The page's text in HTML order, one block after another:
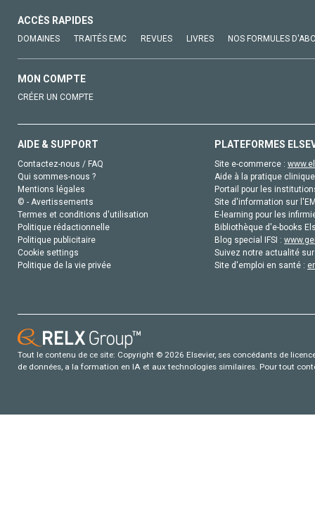
ACCÈS RAPIDES
DOMAINES TRAITÉS EMC REVUES LIVRES NOS FORMULES
MON COMPTE
CRÉER UN COMPTE
AIDE & SUPPORT
Contactez-nous / FAQ
Qui sommes-nous ?
Mentions légales
© - Avertissements
Termes et conditions d'utilisation
Politique rédactionnelle
Politique publicitaire
Cookie settings
Politique de la vie privée
PLATEFORMES
Site e-commerce :
Aide à la pratique
Portail pour les
Site d'information sur
E-learning pour les
Bibliothèque d'e-books
Blog special IFSI :
Suivez notre actualité
Site d'emploi en santé :
Tout le contenu de ce site: Copyright © 2026 Elsevier, ses concédants de
de données, a la formation en IA et aux technologies similaires. Pour tout